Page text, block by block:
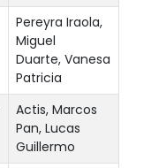
Pereyra Iraola,
Miguel
Duarte, Vanesa
Patricia
Actis, Marcos
Pan, Lucas
Guillermo